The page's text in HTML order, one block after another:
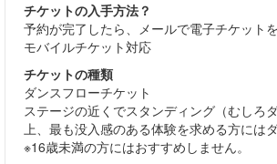
チケットの入手方法？
予約が完了したら、メールで電子チケット
モバイルチケット対応
チケットの種類
ダンスフローチケット
ステージの近くでスタンディング（むしろ
上、最も没入感のある体験を求める方には
※16歳未満の方にはおすすめしません。